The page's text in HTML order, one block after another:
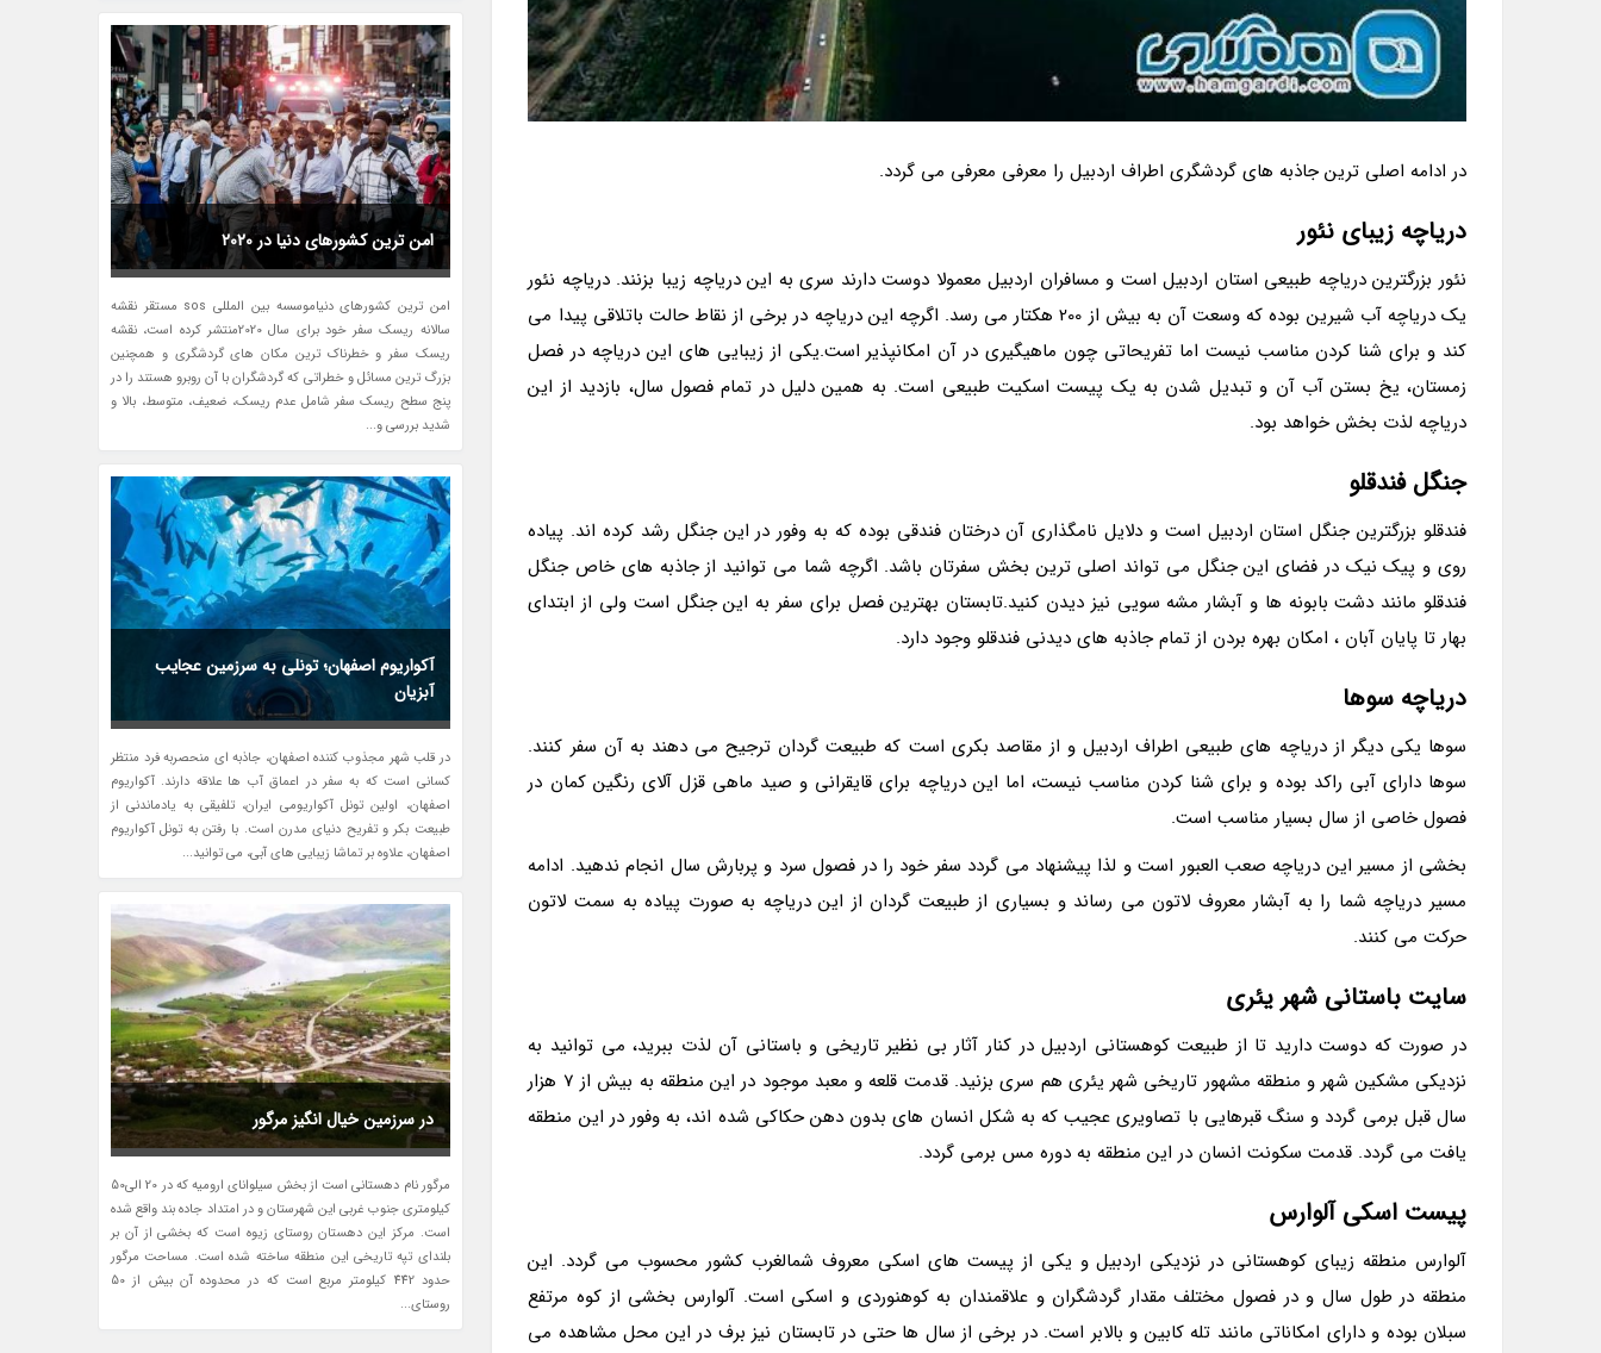
در ادامه اصلی ترین جاذبه های گردشگری اطراف اردبیل را معرفی معرفی می گردد.
دریاچه زیبای نئور
نئور بزرگترین دریاچه طبیعی استان اردبیل است و مسافران اردبیل معمولا دوست دارند سری به این دریاچه زیبا بزنند. دریاچه نئور
یک دریاچه آب شیرین بوده که وسعت آن به بیش از 200 هکتار می رسد. اگرچه این دریاچه در برخی از نقاط حالت باتلاقی پیدا می
کند و برای شنا کردن مناسب نیست اما تفریحاتی چون ماهیگیری در آن امکانپذیر است.یکی از زیبایی های این دریاچه در فصل
زمستان، یخ بستن آب آن و تبدیل شدن به یک پیست اسکیت طبیعی است. به همین دلیل در تمام فصول سال، بازدید از این
دریاچه لذت بخش خواهد بود.
جنگل فندقلو
فندقلو بزرگترین جنگل استان اردبیل است و دلایل نامگذاری آن درختان فندقی بوده که به وفور در این جنگل رشد کرده اند. پیاده
روی و پیک نیک در فضای این جنگل می تواند اصلی ترین بخش سفرتان باشد. اگرچه شما می توانید از جاذبه های خاص جنگل
فندقلو مانند دشت بابونه ها و آبشار مشه سویی نیز دیدن کنید.تابستان بهترین فصل برای سفر به این جنگل است ولی از ابتدای
بهار تا پایان آبان ، امکان بهره بردن از تمام جاذبه های دیدنی فندقلو وجود دارد.
دریاچه سوها
سوها یکی دیگر از دریاچه های طبیعی اطراف اردبیل و از مقاصد بکری است که طبیعت گردان ترجیح می دهند به آن سفر کنند.
سوها دارای آبی راکد بوده و برای شنا کردن مناسب نیست، اما این دریاچه برای قایقرانی و صید ماهی قزل آلای رنگین کمان در
فصول خاصی از سال بسیار مناسب است.
بخشی از مسیر این دریاچه صعب العبور است و لذا پیشنهاد می گردد سفر خود را در فصول سرد و پربارش سال انجام ندهید. ادامه
مسیر دریاچه شما را به آبشار معروف لاتون می رساند و بسیاری از طبیعت گردان از این دریاچه به صورت پیاده به سمت لاتون
حرکت می کنند.
سایت باستانی شهر یئری
در صورت که دوست دارید تا از طبیعت کوهستانی اردبیل در کنار آثار بی نظیر تاریخی و باستانی آن لذت ببرید، می توانید به
نزدیکی مشکین شهر و منطقه مشهور تاریخی شهر یئری هم سری بزنید. قدمت قلعه و معبد موجود در این منطقه به بیش از 7 هزار
سال قبل برمی گردد و سنگ قبرهایی با تصاویری عجیب که به شکل انسان های بدون دهن حکاکی شده اند، به وفور در این منطقه
یافت می گردد. قدمت سکونت انسان در این منطقه به دوره مس برمی گردد.
پیست اسکی آلوارس
آلوارس منطقه زیبای کوهستانی در نزدیکی اردبیل و یکی از پیست های اسکی معروف شمالغرب کشور محسوب می گردد. این
منطقه در طول سال و در فصول مختلف مقدار گردشگران و علاقمندان به کوهنوردی و اسکی است. آلوارس بخشی از کوه مرتفع
سبلان بوده و دارای امکاناتی مانند تله کابین و بالابر است. در برخی از سال ها حتی در تابستان نیز برف در این محل مشاهده می
امن ترین کشورهای دنیا در 2020
امن ترین کشورهای دنیاموسسه بین المللی sos مستقر نقشه
سالانه ریسک سفر خود برای سال 2020منتشر کرده است، نقشه
ریسک سفر و خطرناک ترین مکان های گردشگری و همچنین
بزرگ ترین مسائل و خطراتی که گردشگران با آن روبرو هستند را در
پنج سطح ریسک سفر شامل عدم ریسک، ضعیف، متوسط، بالا و
شدید بررسی و...
آکواریوم اصفهان؛ تونلی به سرزمین عجایب
آبزیان
در قلب شهر مجذوب کننده اصفهان، جاذبه ای منحصربه فرد منتظر
کسانی است که به سفر در اعماق آب ها علاقه دارند. آکواریوم
اصفهان، اولین تونل آکواریومی ایران، تلفیقی به یادماندنی از
طبیعت بکر و تفریح دنیای مدرن است. با رفتن به تونل آکواریوم
اصفهان، علاوه بر تماشا زیبایی های آبی، می توانید...
در سرزمین خیال انگیز مرگور
مرگور نام دهستانی است از بخش سیلوانای ارومیه که در 20 الی50
کیلومتری جنوب غربی این شهرستان و در امتداد جاده بند واقع شده
است. مرکز این دهستان روستای زیوه است که بخشی از آن بر
بلندای تپه تاریخی این منطقه ساخته شده است. مساحت مرگور
حدود 442 کیلومتر مربع است که در محدوده آن بیش از 50
روستای...